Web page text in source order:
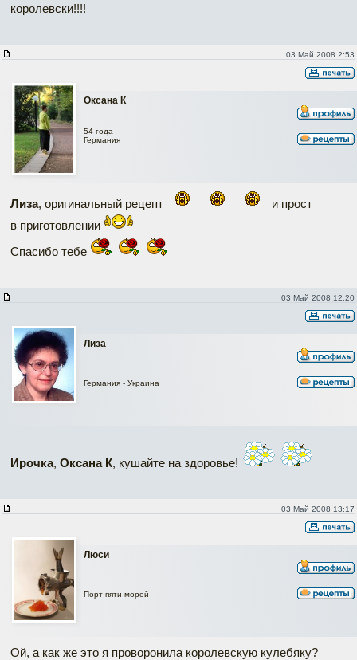
королевски!!!!
03 Май 2008 2:53
Оксана К
54 года
Германия
Лиза, оригинальный рецепт
и прост
в приготовлении
Спасибо тебе
03 Май 2008 12:20
Лиза
Германия - Украина
Ирочка, Оксана К, кушайте на здоровье!
03 Май 2008 13:17
Люси
Порт пяти морей
Ой, а как же это я проворонила королевскую кулебяку?